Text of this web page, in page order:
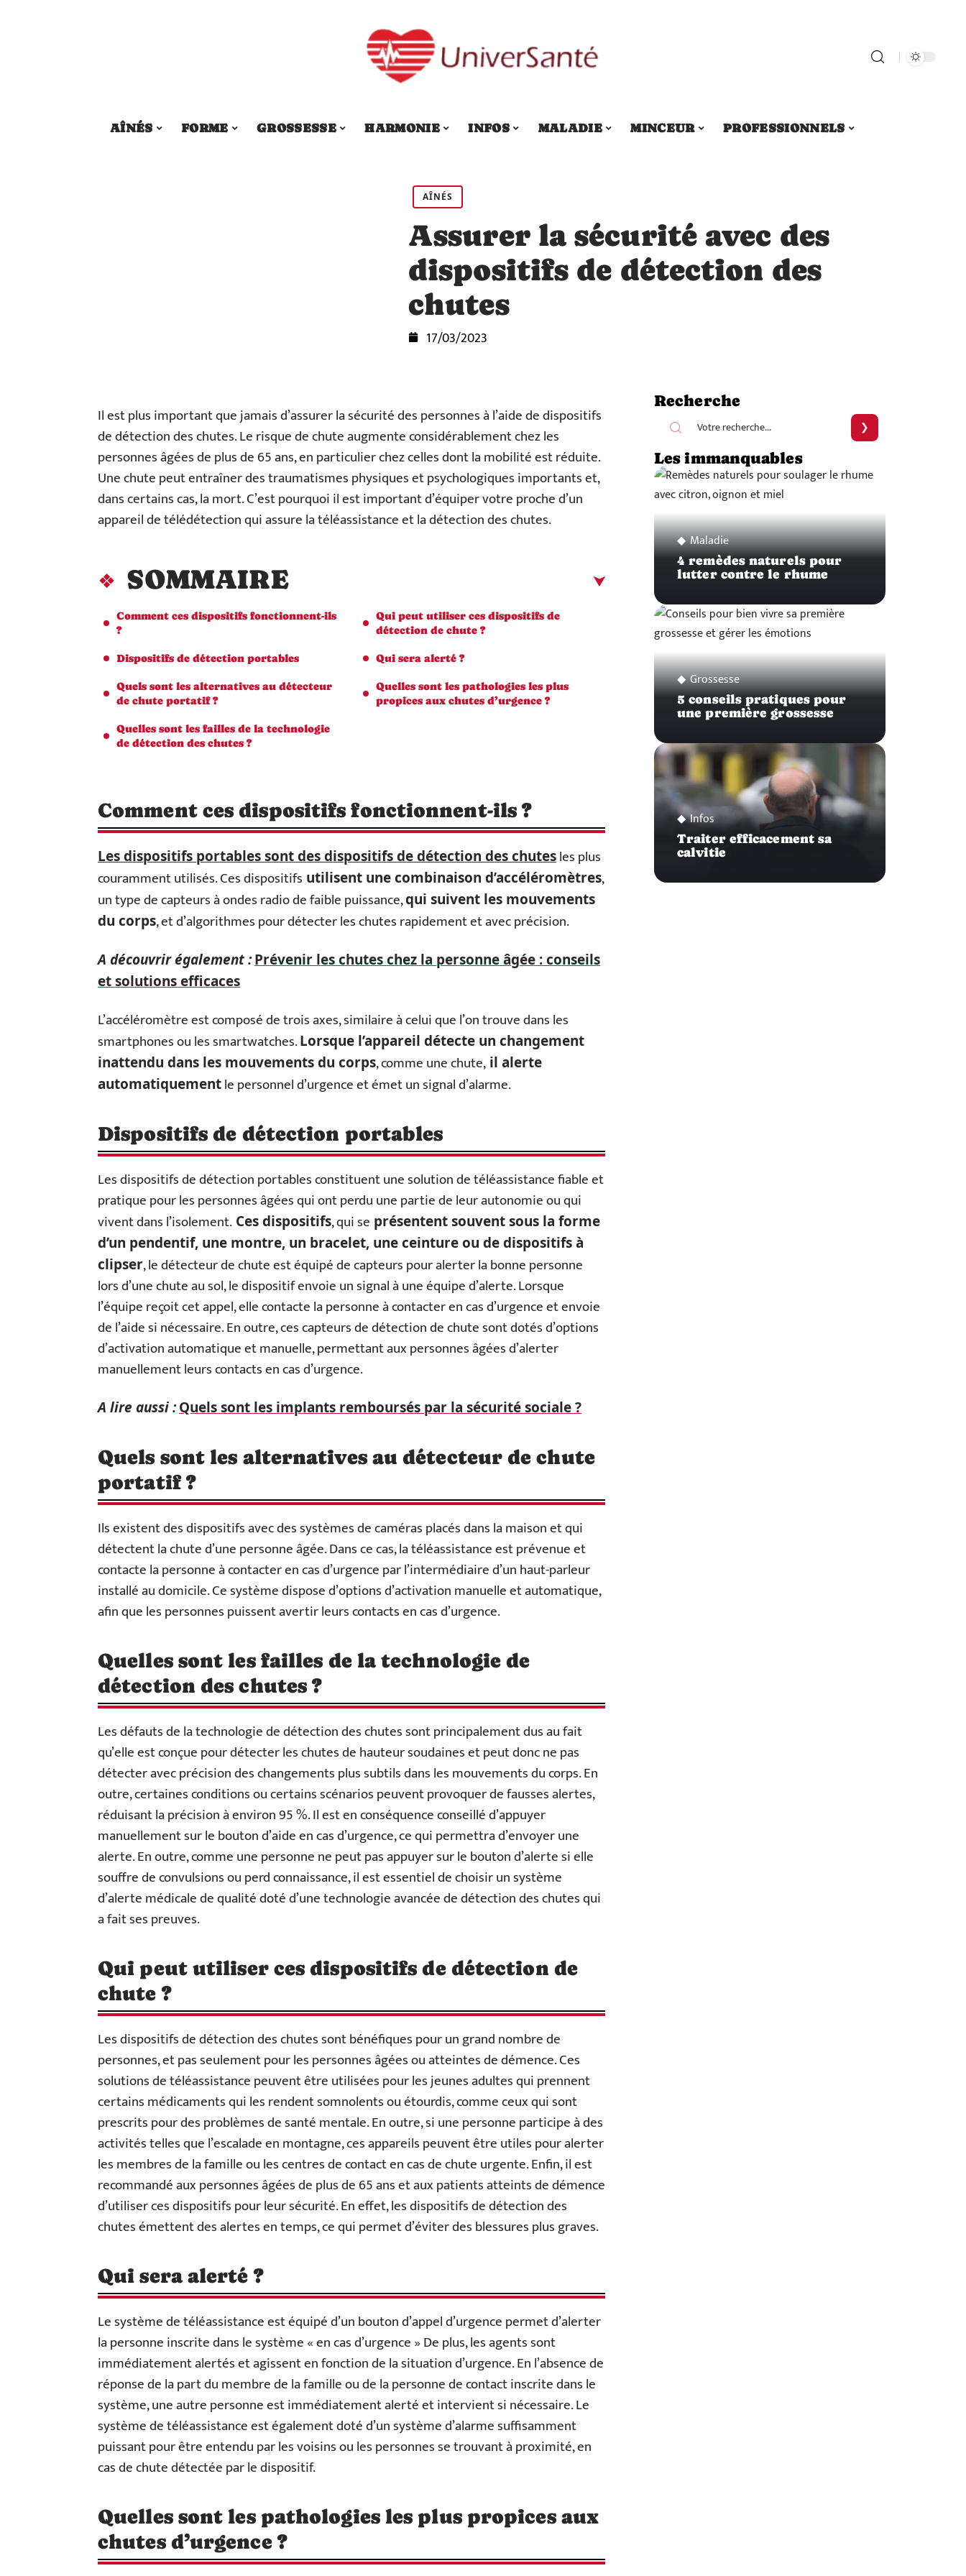
AÎNÉS FORME GROSSESSE HARMONIE INFOS MALADIE MINCEUR PROFESSIONNELS
AÎNÉS
Assurer la sécurité avec des
dispositifs de détection des
chutes
17/03/2023
Il est plus important que jamais d’assurer la sécurité des personnes à l’aide de dispositifs
de détection des chutes. Le risque de chute augmente considérablement chez les
personnes âgées de plus de 65 ans, en particulier chez celles dont la mobilité est réduite.
Une chute peut entraîner des traumatismes physiques et psychologiques importants et,
dans certains cas, la mort. C’est pourquoi il est important d’équiper votre proche d’un
appareil de télédétection qui assure la téléassistance et la détection des chutes.
SOMMAIRE
Comment ces dispositifs fonctionnent-ils
?
Dispositifs de détection portables
Quels sont les alternatives au détecteur
de chute portatif ?
Quelles sont les failles de la technologie
de détection des chutes ?
Qui peut utiliser ces dispositifs de
détection de chute ?
Qui sera alerté ?
Quelles sont les pathologies les plus
propices aux chutes d’urgence ?
Comment ces dispositifs fonctionnent-ils ?
Les dispositifs portables sont des dispositifs de détection des chutesles plus
couramment utilisés. Ces dispositifs utilisent une combinaison d’accéléromètres,
un type de capteurs à ondes radio de faible puissance,qui suivent les mouvements
du corps, et d’algorithmes pour détecter les chutes rapidement et avec précision.
A découvrir également :Prévenir les chutes chez la personne âgée : conseils
et solutions efficaces
L’accéléromètre est composé de trois axes, similaire à celui que l’on trouve dans les
smartphones ou les smartwatches.Lorsque l’appareil détecte un changement
inattendu dans les mouvements du corps, comme une chute, il alerte
automatiquementle personnel d’urgence et émet un signal d’alarme.
Dispositifs de détection portables
Les dispositifs de détection portables constituent une solution de téléassistance fiable et
pratique pour les personnes âgées qui ont perdu une partie de leur autonomie ou qui
vivent dans l’isolement. Ces dispositifs, qui se présentent souvent sous la forme
d’un pendentif, une montre, un bracelet, une ceinture ou de dispositifs à
clipser, le détecteur de chute est équipé de capteurs pour alerter la bonne personne
lors d’une chute au sol, le dispositif envoie un signal à une équipe d’alerte. Lorsque
l’équipe reçoit cet appel, elle contacte la personne à contacter en cas d’urgence et envoie
de l’aide si nécessaire. En outre, ces capteurs de détection de chute sont dotés d’options
d’activation automatique et manuelle, permettant aux personnes âgées d’alerter
manuellement leurs contacts en cas d’urgence.
A lire aussi :Quels sont les implants remboursés par la sécurité sociale ?
Quels sont les alternatives au détecteur de chute
portatif ?
Ils existent des dispositifs avec des systèmes de caméras placés dans la maison et qui
détectent la chute d’une personne âgée. Dans ce cas, la téléassistance est prévenue et
contacte la personne à contacter en cas d’urgence par l’intermédiaire d’un haut-parleur
installé au domicile. Ce système dispose d’options d’activation manuelle et automatique,
afin que les personnes puissent avertir leurs contacts en cas d’urgence.
Quelles sont les failles de la technologie de
détection des chutes ?
Les défauts de la technologie de détection des chutes sont principalement dus au fait
qu’elle est conçue pour détecter les chutes de hauteur soudaines et peut donc ne pas
détecter avec précision des changements plus subtils dans les mouvements du corps. En
outre, certaines conditions ou certains scénarios peuvent provoquer de fausses alertes,
réduisant la précision à environ 95 %. Il est en conséquence conseillé d’appuyer
manuellement sur le bouton d’aide en cas d’urgence, ce qui permettra d’envoyer une
alerte. En outre, comme une personne ne peut pas appuyer sur le bouton d’alerte si elle
souffre de convulsions ou perd connaissance, il est essentiel de choisir un système
d’alerte médicale de qualité doté d’une technologie avancée de détection des chutes qui
a fait ses preuves.
Qui peut utiliser ces dispositifs de détection de
chute ?
Les dispositifs de détection des chutes sont bénéfiques pour un grand nombre de
personnes, et pas seulement pour les personnes âgées ou atteintes de démence. Ces
solutions de téléassistance peuvent être utilisées pour les jeunes adultes qui prennent
certains médicaments qui les rendent somnolents ou étourdis, comme ceux qui sont
prescrits pour des problèmes de santé mentale. En outre, si une personne participe à des
activités telles que l’escalade en montagne, ces appareils peuvent être utiles pour alerter
les membres de la famille ou les centres de contact en cas de chute urgente. Enfin, il est
recommandé aux personnes âgées de plus de 65 ans et aux patients atteints de démence
d’utiliser ces dispositifs pour leur sécurité. En effet, les dispositifs de détection des
chutes émettent des alertes en temps, ce qui permet d’éviter des blessures plus graves.
Qui sera alerté ?
Le système de téléassistance est équipé d’un bouton d’appel d’urgence permet d’alerter
la personne inscrite dans le système « en cas d’urgence » De plus, les agents sont
immédiatement alertés et agissent en fonction de la situation d’urgence. En l’absence de
réponse de la part du membre de la famille ou de la personne de contact inscrite dans le
système, une autre personne est immédiatement alerté et intervient si nécessaire. Le
système de téléassistance est également doté d’un système d’alarme suffisamment
puissant pour être entendu par les voisins ou les personnes se trouvant à proximité, en
cas de chute détectée par le dispositif.
Quelles sont les pathologies les plus propices aux
chutes d’urgence ?
Recherche
Les immanquables
Maladie
4 remèdes naturels pour
lutter contre le rhume
Grossesse
5 conseils pratiques pour
une première grossesse
Infos
Traiter efficacement sa
calvitie